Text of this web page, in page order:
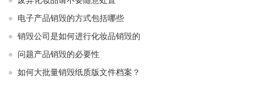
电子产品销毁的方式包括哪些
销毁公司是如何进行化妆品销毁的
问题产品销毁的必要性
如何大批量销毁纸质版文件档案？